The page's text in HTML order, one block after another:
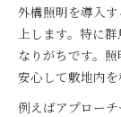
外構照明を導入
上します。特に
なりがちです。
安心して敷地内を
例えばアプロー